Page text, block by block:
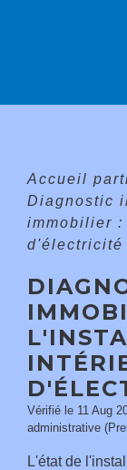
Accueil
Diagnostic
immobilier
d'électricité
Vérifié le 11 Aug
administrative
L'état de